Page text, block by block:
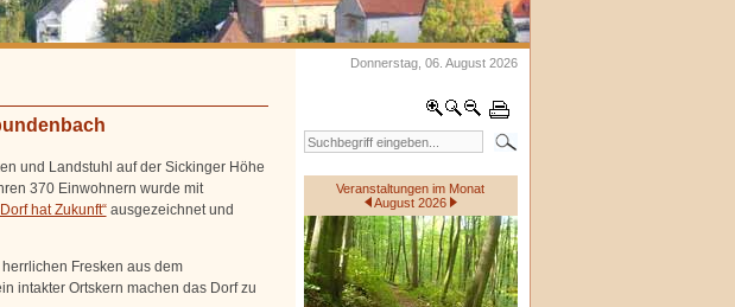
Donnerstag, 06. August 2026
Veranstaltungen im Monat
August 2026
und Landstuhl auf der Sickinger Höhe
370 Einwohnern wurde mit
Dorf hat Zukunft“ausgezeichnet und
Fresken aus dem
intakter Ortskern machen das Dorf zu